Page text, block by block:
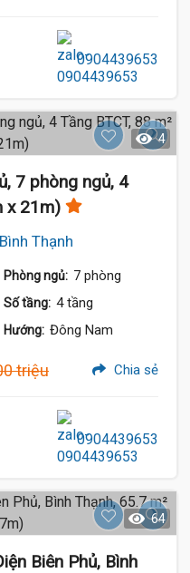
0904439653
4
7 phòng ngủ, 4
x 21m)
Thạnh
Phòng ngủ: 7 phòng
Số tầng: 4 tầng
Hướng: Đông Nam
triệu Chia sẻ
0904439653
64
Biên Phủ, Bình